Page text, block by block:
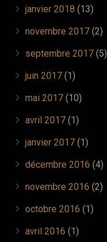
janvier 2018 (13)
novembre 2017 (2)
septembre 2017 (5)
juin 2017 (1)
mai 2017 (10)
avril 2017 (1)
janvier 2017 (1)
décembre 2016 (4)
novembre 2016 (2)
octobre 2016 (1)
avril 2016 (1)